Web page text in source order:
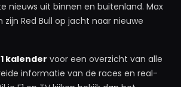
nieuws uit binnen en buitenland. Max
Red Bull op jacht naar nieuwe
kalender voor een overzicht van alle
informatie van de races en real-